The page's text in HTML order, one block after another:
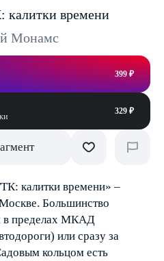
калитки времени
Монамс
399 ₽
329 ₽
калитки времени» –
Большинство
в пределах МКАД
или сразу за
кольцом есть